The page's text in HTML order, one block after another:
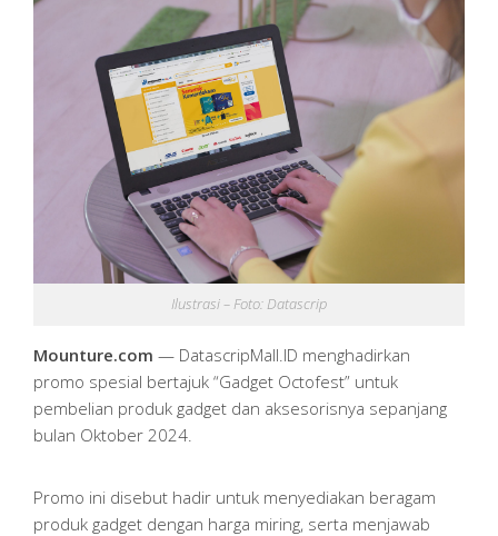
Ilustrasi – Foto: Datascrip
Mounture.com — DatascripMall.ID menghadirkan
promo spesial bertajuk “Gadget Octofest” untuk
pembelian produk gadget dan aksesorisnya sepanjang
bulan Oktober 2024.
Promo ini disebut hadir untuk menyediakan beragam
produk gadget dengan harga miring, serta menjawab